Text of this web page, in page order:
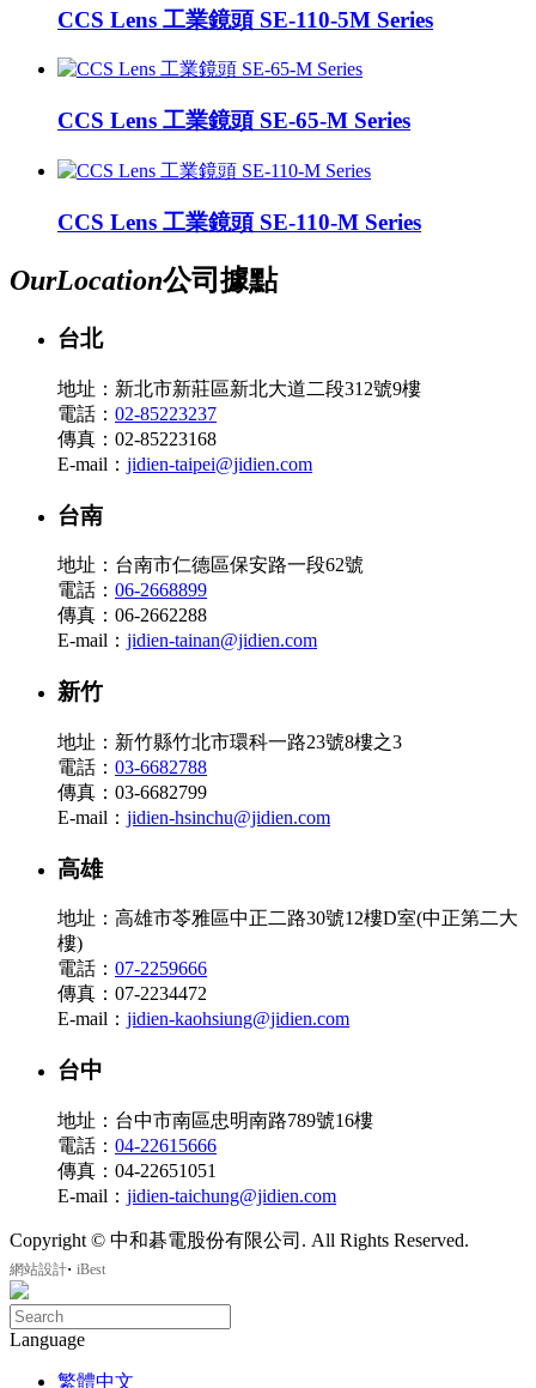
CCS Lens 工業鏡頭 SE-110-5M Series
CCS Lens 工業鏡頭 SE-65-M Series
CCS Lens 工業鏡頭 SE-110-M Series
OurLocation公司據點
台北
地址：新北市新莊區新北大道二段312號9樓
電話： 02-85223237
傳真：02-85223168
E-mail： jidien-taipei@jidien.com
台南
地址：台南市仁德區保安路一段62號
電話： 06-2668899
傳真：06-2662288
E-mail： jidien-tainan@jidien.com
新竹
地址：新竹縣竹北市環科一路23號8樓之3
電話： 03-6682788
傳真：03-6682799
E-mail： jidien-hsinchu@jidien.com
高雄
地址：高雄市苓雅區中正二路30號12樓D室(中正第二大
樓)
電話： 07-2259666
傳真：07-2234472
E-mail： jidien-kaohsiung@jidien.com
台中
地址：台中市南區忠明南路789號16樓
電話： 04-22615666
傳真：04-22651051
E-mail： jidien-taichung@jidien.com
Copyright © 中和碁電股份有限公司. All Rights Reserved.
網站設計‧ iBest
Language
繁體中文